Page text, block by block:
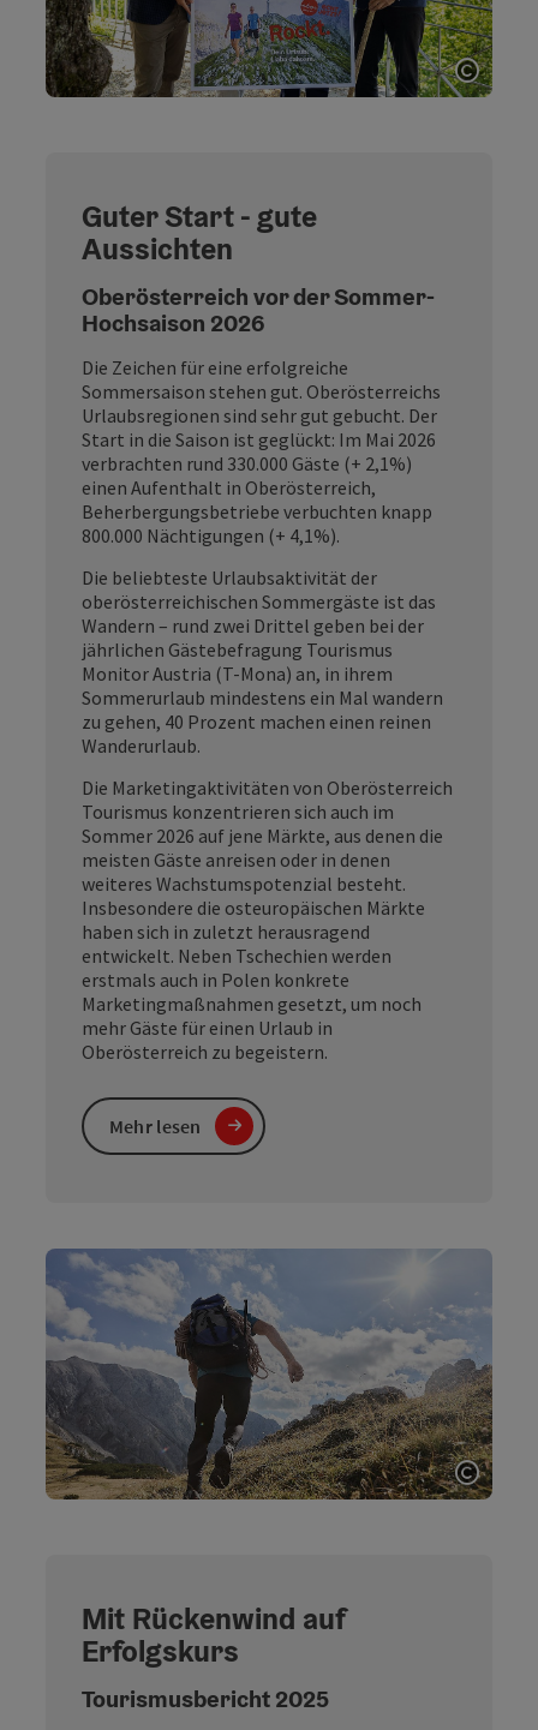
Guter Start - gute
Aussichten
Oberösterreich vor der Sommer-
Hochsaison 2026
Die Zeichen für eine erfolgreiche
Sommersaison stehen gut. Oberösterreichs
Urlaubsregionen sind sehr gut gebucht. Der
Start in die Saison ist geglückt: Im Mai 2026
verbrachten rund 330.000 Gäste (+ 2,1%)
einen Aufenthalt in Oberösterreich,
Beherbergungsbetriebe verbuchten knapp
800.000 Nächtigungen (+ 4,1%).
Die beliebteste Urlaubsaktivität der
oberösterreichischen Sommergäste ist das
Wandern – rund zwei Drittel geben bei der
jährlichen Gästebefragung Tourismus
Monitor Austria (T-Mona) an, in ihrem
Sommerurlaub mindestens ein Mal wandern
zu gehen, 40 Prozent machen einen reinen
Wanderurlaub.
Die Marketingaktivitäten von Oberösterreich
Tourismus konzentrieren sich auch im
Sommer 2026 auf jene Märkte, aus denen die
meisten Gäste anreisen oder in denen
weiteres Wachstumspotenzial besteht.
Insbesondere die osteuropäischen Märkte
haben sich in zuletzt herausragend
entwickelt. Neben Tschechien werden
erstmals auch in Polen konkrete
Marketingmaßnahmen gesetzt, um noch
mehr Gäste für einen Urlaub in
Oberösterreich zu begeistern.
Mehr lesen
Mit Rückenwind auf
Erfolgskurs
Tourismusbericht 2025